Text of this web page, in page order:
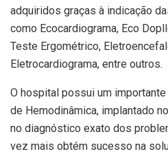
adquiridos graças à indicação
como Ecocardiograma, Eco
Teste Ergométrico,
Eletrocardiograma, entre outros.
O hospital possui um
de Hemodinâmica, implantado
no diagnóstico exato dos
vez mais obtém sucesso na